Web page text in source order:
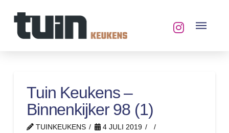
Tuin Keukens –
Binnenkijker 98 (1)
TUINKEUKENS
4 JULI 2019